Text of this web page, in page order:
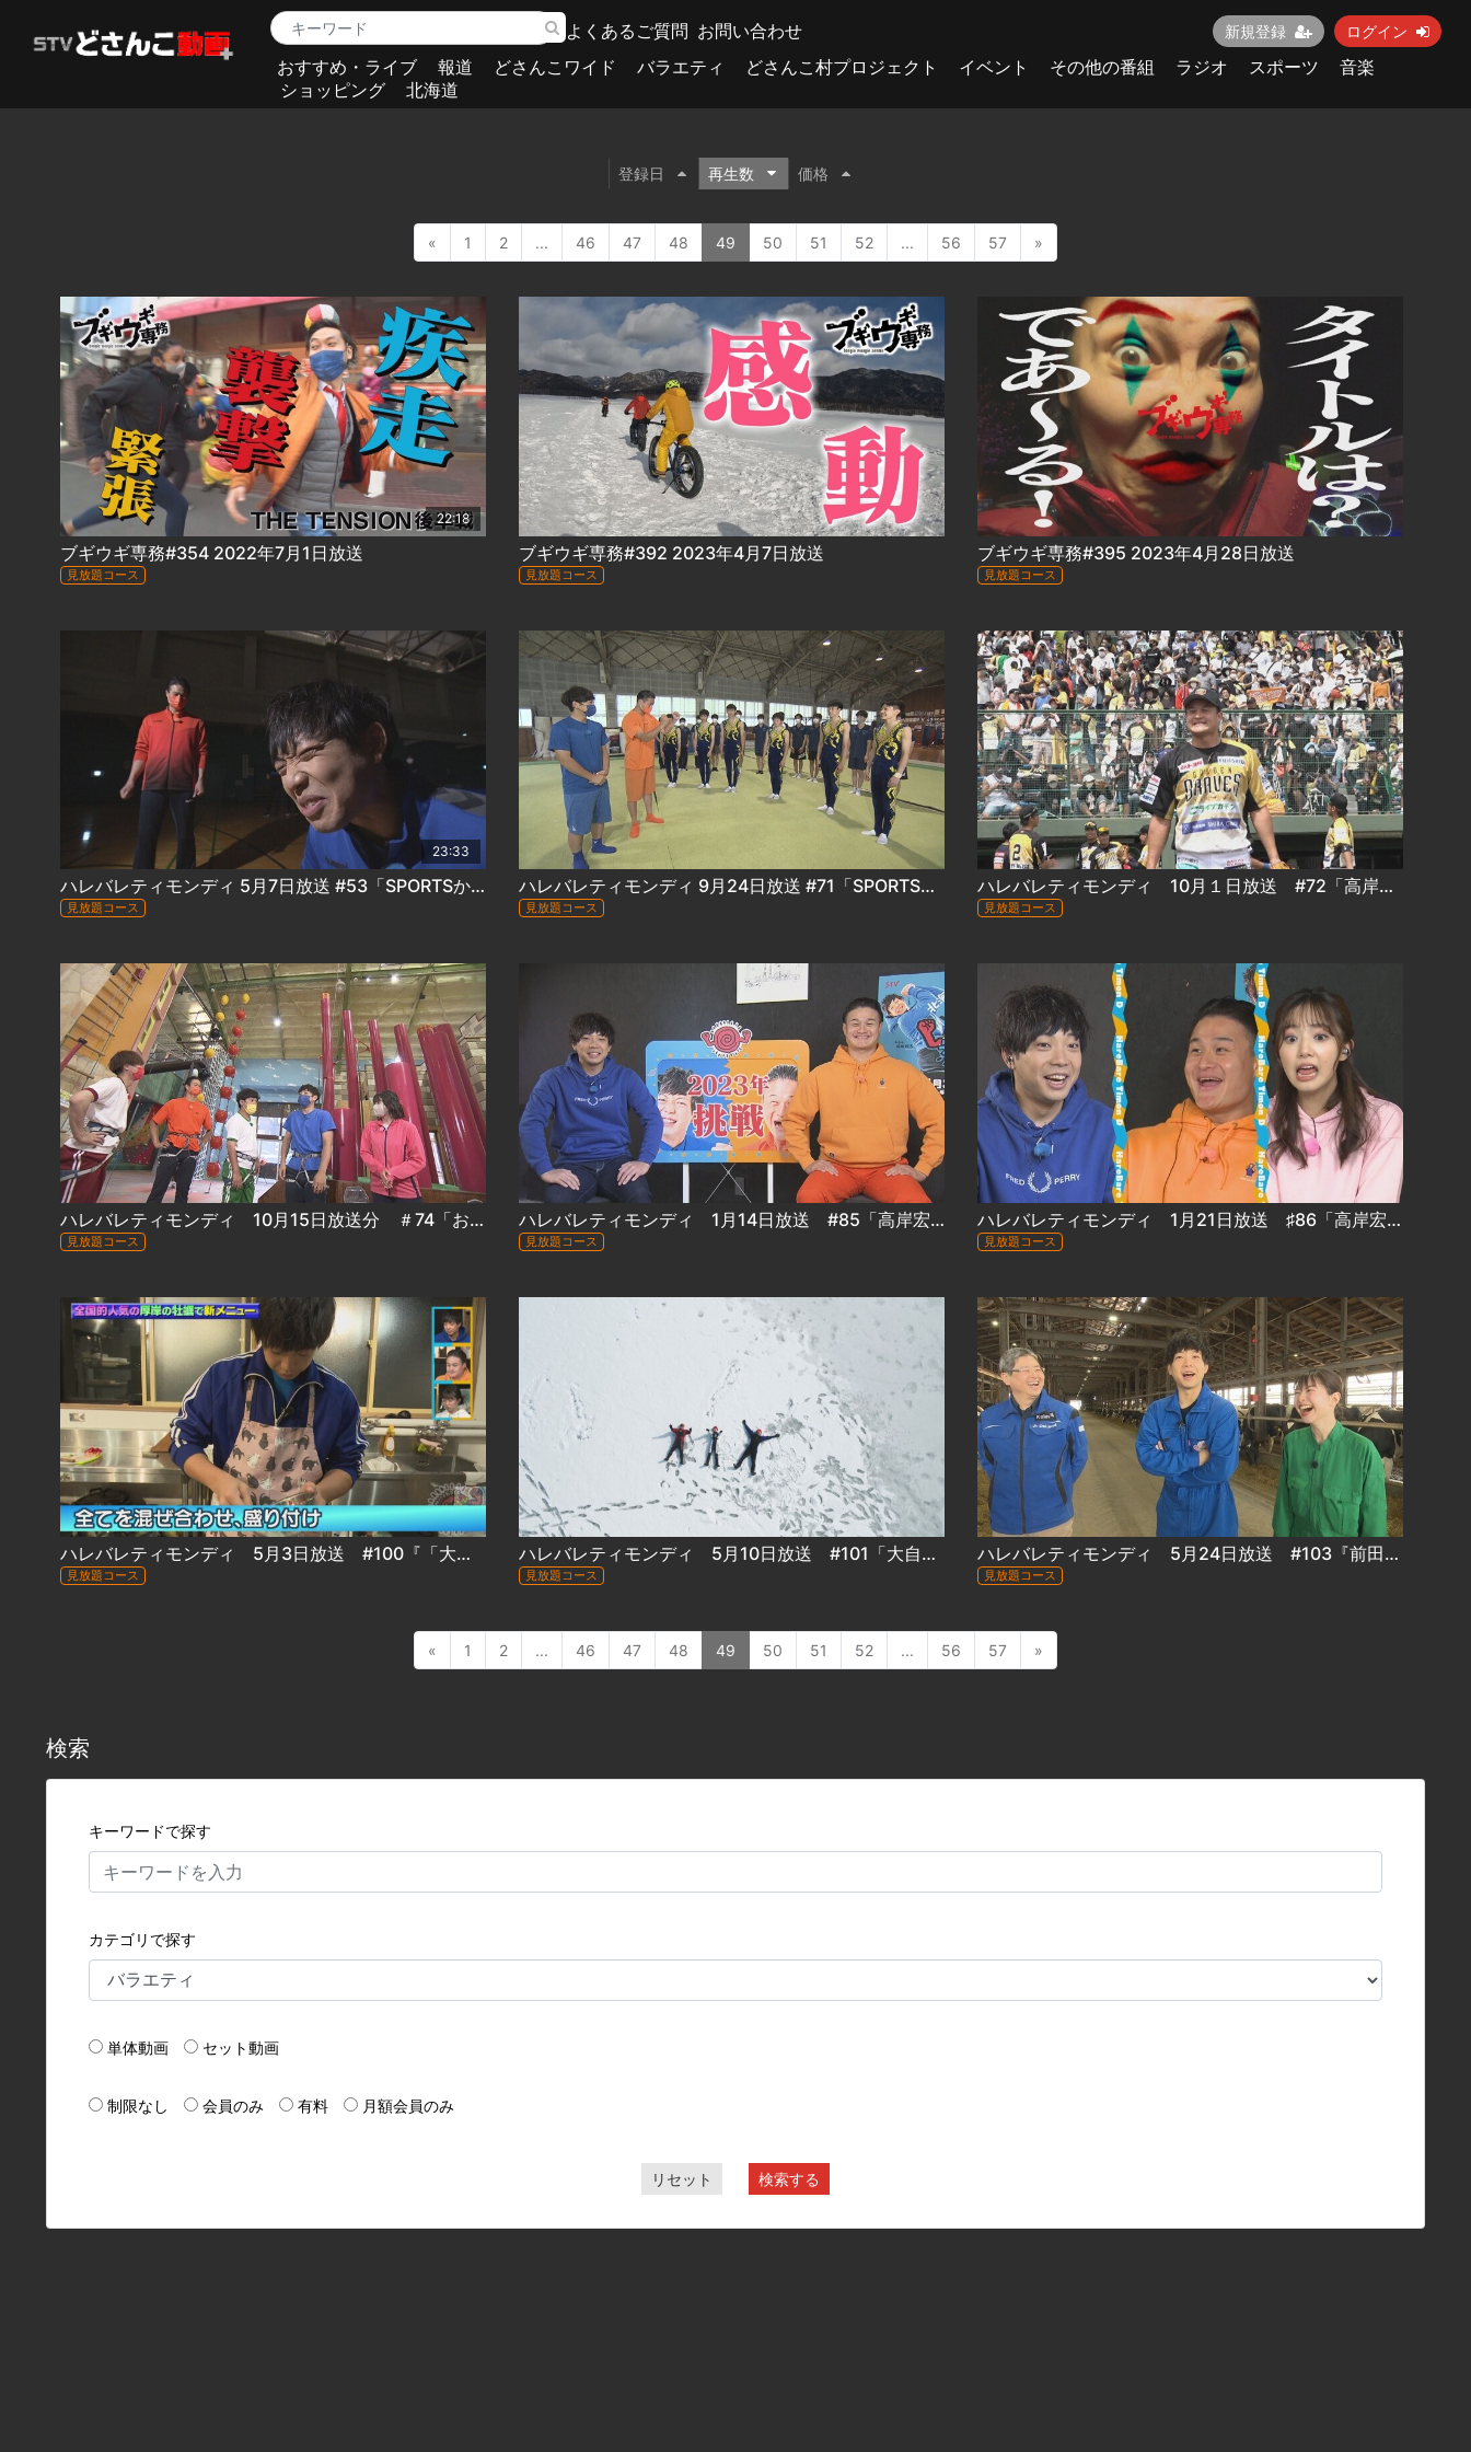
よくあるご質問 お問い合わせ 新規登録 ログイン
おすすめ・ライブ 報道 どさんこワイド バラエティ どさんこ村プロジェクト イベント その他の番組 ラジオ スポーツ
音楽
ショッピング
北海道
登録日 再生数 価格
« 1 2 ... 46 47 48 49 50 51 52 ... 56 57 »
22:18
ブギウギ専務#354 2022年7月1日放送
見放題コース
ブギウギ専務#392 2023年4月7日放送
見放題コース
ブギウギ専務#395 2023年4月28日放送
見放題コース
23:33
ハレバレティモンディ 5月7日放送 #53「SPORTSかかってこい！キャップ野球編」
見放題コース
ハレバレティモンディ 9月24日放送 #71「SPORTSかかってこい！男子新体操編 in 恵庭南高校 ＆ 日本ハムファイターズ編」
見放題コース
ハレバレティモンディ 10月１日放送 #72「高岸宏行、プロ野球選手になる 2022夏 (前編)」
見放題コース
ハレバレティモンディ 10月15日放送分 ＃74「お笑い交流戦！」
見放題コース
ハレバレティモンディ 1月14日放送 #85「高岸宏行『大自然完全制覇』十勝編①＆前田裕太『冒険グルメ』室蘭編①
見放題コース
ハレバレティモンディ 1月21日放送 ♯86「高岸宏行「大自然完全制覇」十勝編②＆前田裕太「冒険グルメ」室蘭編②
見放題コース
ハレバレティモンディ 5月3日放送 #100『「大自然完全制覇」流氷編②＆「冒険グルメ」厚岸・牡蠣編②』
見放題コース
ハレバレティモンディ 5月10日放送 #101「大自然完全制覇」流氷スペシャル！
見放題コース
ハレバレティモンディ 5月24日放送 #103『前田裕太の「冒険グルメ」牛乳編～江別の最先端牧場に潜入！』
見放題コース
« 1 2 ... 46 47 48 49 50 51 52 ... 56 57 »
検索
キーワードで探す
カテゴリで探す
単体動画 セット動画
制限なし 会員のみ 有料 月額会員のみ
リセット 検索する